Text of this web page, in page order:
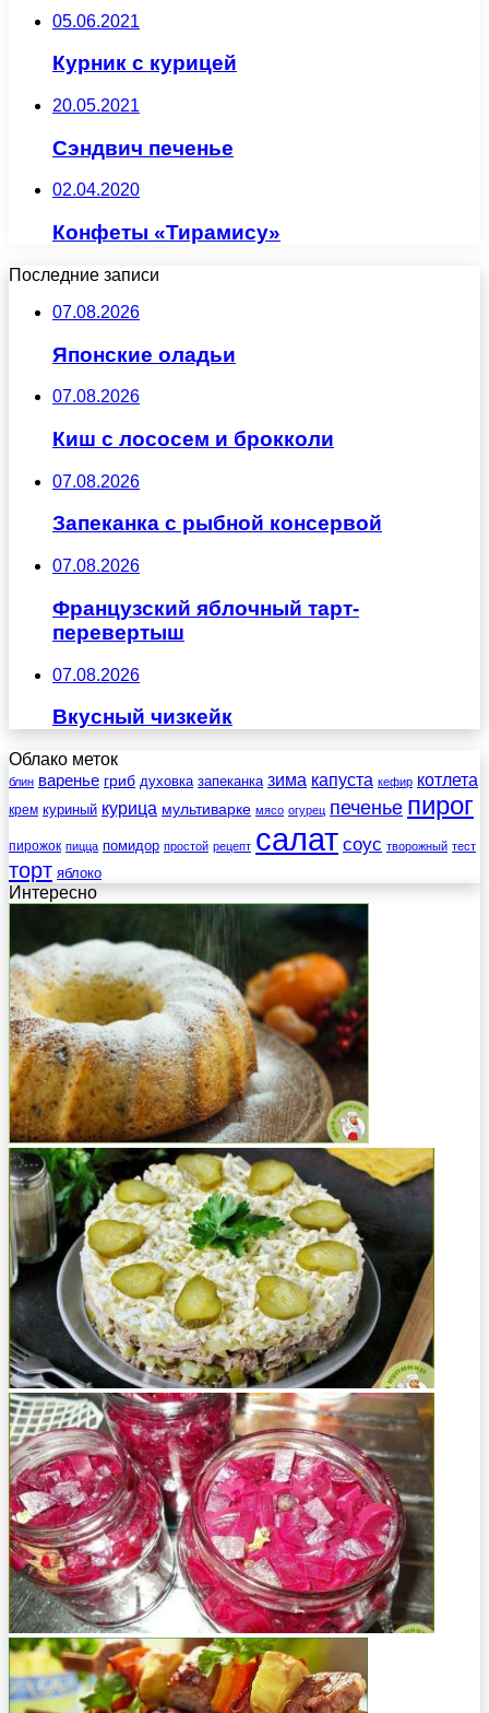
05.06.2021
Курник с курицей
20.05.2021
Сэндвич печенье
02.04.2020
Конфеты «Тирамису»
Последние записи
07.08.2026
Японские оладьи
07.08.2026
Киш с лососем и брокколи
07.08.2026
Запеканка с рыбной консервой
07.08.2026
Французский яблочный тарт-
перевертыш
07.08.2026
Вкусный чизкейк
Облако меток
блин варенье гриб духовка запеканка зима капуста кефир котлета
крем куриный курица мультиварке мясо огурец печенье пирог
пирожок пицца помидор простой рецепт салат соус творожный тест
торт яблоко
Интересно